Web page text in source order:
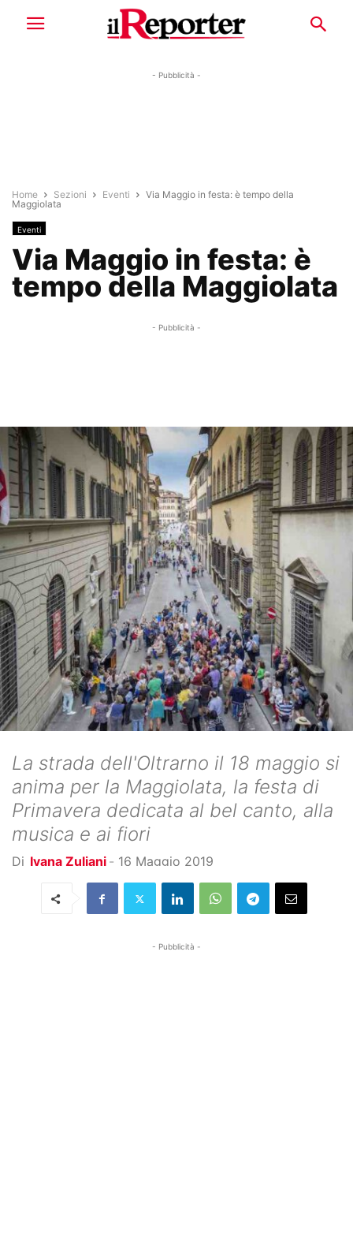
- Pubblicità -
Home Sezioni Eventi
Via Maggio in festa: è tempo della
Maggiolata
Eventi
Via Maggio in festa: è
tempo della Maggiolata
- Pubblicità -
La strada dell'Oltrarno il 18 maggio si
anima per la Maggiolata, la festa di
Primavera dedicata al bel canto, alla
musica e ai fiori
Di Ivana Zuliani - 16 Maggio 2019
- Pubblicità -